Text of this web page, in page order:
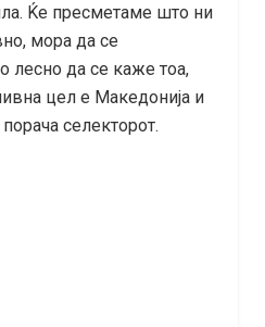
Ќе пресметаме што ни
мора да се
лесно да се каже тоа,
цел е Македонија и
селекторот.